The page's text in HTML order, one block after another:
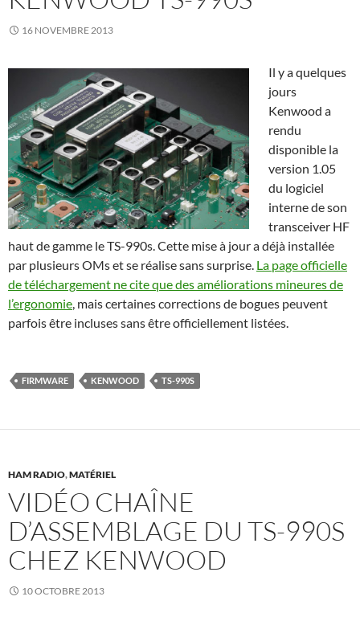
16 NOVEMBRE 2013
Il y a quelques
jours
Kenwood a
rendu
disponible la
version 1.05
du logiciel
interne de son
transceiver HF
haut de gamme le TS-990s. Cette mise à jour a déjà installée
par plusieurs OMs et se réalise sans surprise. La page officielle
de téléchargement ne cite que des améliorations mineures de
l’ergonomie, mais certaines corrections de bogues peuvent
parfois être incluses sans être officiellement listées.
FIRMWARE KENWOOD TS-990S
HAM RADIO,MATÉRIEL
VIDÉO CHAÎNE
D’ASSEMBLAGE DU TS-990S
CHEZ KENWOOD
10 OCTOBRE 2013